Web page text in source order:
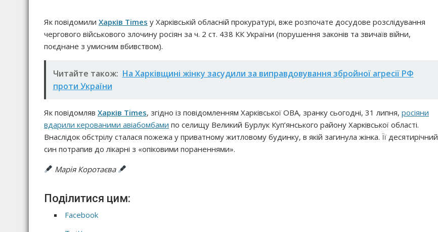
Як повідомили Харків Times у Харківській обласній прокуратурі, вже розпочате досудове розслідування
чергового військового злочину росіян за ч. 2 ст. 438 КК України (порушення законів та звичаїв війни,
поєднане з умисним вбивством).
Читайте також: На Харківщині жінку засудили за виправдовування збройної агресії РФ
проти України
Як повідомляв Харків Times, згідно із повідомленням Харківської ОВА, зранку сьогодні, 31 липня, росіяни
вдарили керованими авіабомбами по селищу Великий Бурлук Куп’янського району Харківської області.
Внаслідок обстрілу сталася пожежа у приватному житловому будинку, в якій загинула жінка. Її десятирічний
син потрапив до лікарні з «опіковими пораненнями».
Марія Коротаєва
Поділитися цим:
Facebook